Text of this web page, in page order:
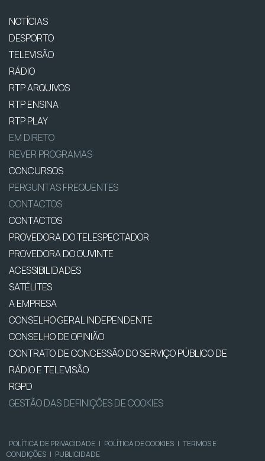
NOTÍCIAS
DESPORTO
TELEVISÃO
RÁDIO
RTP ARQUIVOS
RTP ENSINA
RTP PLAY
EM DIRETO
REVER PROGRAMAS
CONCURSOS
PERGUNTAS FREQUENTES
CONTACTOS
CONTACTOS
PROVEDORA DO TELESPECTADOR
PROVEDORA DO OUVINTE
ACESSIBILIDADES
SATÉLITES
A EMPRESA
CONSELHO GERAL INDEPENDENTE
CONSELHO DE OPINIÃO
CONTRATO DE CONCESSÃO DO SERVIÇO PÚBLICO DE
RÁDIO E TELEVISÃO
RGPD
GESTÃO DAS DEFINIÇÕES DE COOKIES
POLÍTICA DE PRIVACIDADE | POLÍTICA DE COOKIES | TERMOS E
CONDIÇÕES | PUBLICIDADE